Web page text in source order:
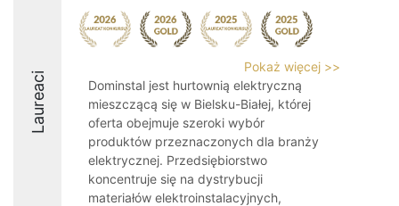
Laureaci
Pokaż więcej >>
Dominstal jest hurtownią elektryczną
mieszczącą się w Bielsku-Białej, której
oferta obejmuje szeroki wybór
produktów przeznaczonych dla branży
elektrycznej. Przedsiębiorstwo
koncentruje się na dystrybucji
materiałów elektroinstalacyjnych,